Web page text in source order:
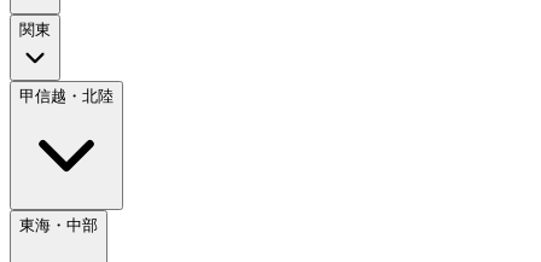
関東
甲信越・北陸
東海・中部